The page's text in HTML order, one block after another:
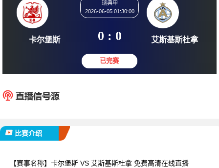
2026-06-05 01:30:00
0 : 0
比赛介绍
【赛事名称】 卡尔堡斯 VS 艾斯基斯杜拿 免费高清在线直播